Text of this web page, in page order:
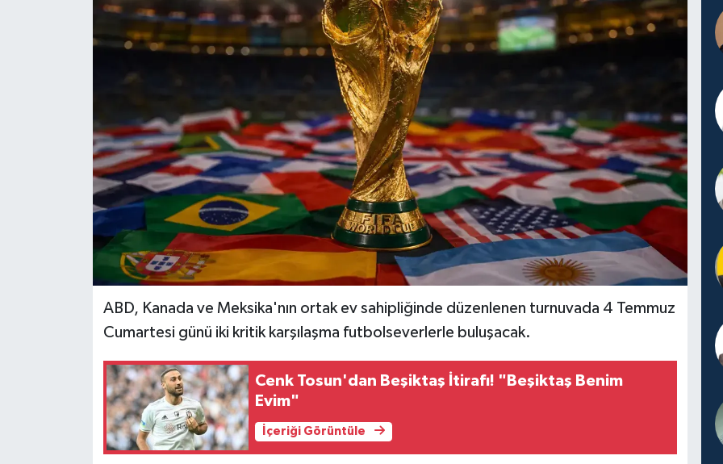
ABD, Kanada ve Meksika'nın ortak ev sahipliğinde düzenlenen turnuvada 4 Temmuz
Cumartesi günü iki kritik karşılaşma futbolseverlerle buluşacak.
Cenk Tosun'dan Beşiktaş İtirafı! "Beşiktaş Benim
Evim"
İçeriği Görüntüle